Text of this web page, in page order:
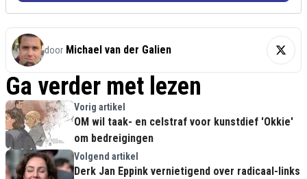
door Michael van der Galien
Ga verder met lezen
Vorig artikel
OM wil taak- en celstraf voor kunstdief 'Okkie'
om bedreigingen
Volgend artikel
Derk Jan Eppink vernietigend over radicaal-links